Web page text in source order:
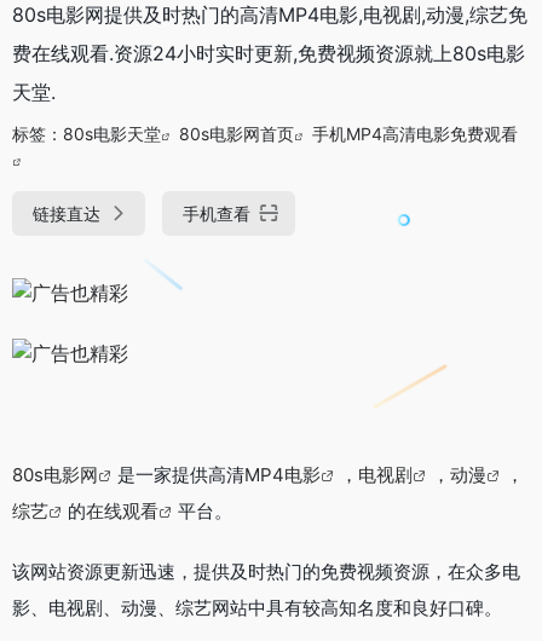
80s电影网提供及时热门的高清MP4电影,电视剧,动漫,综艺免
费在线观看.资源24小时实时更新,免费视频资源就上80s电影
天堂.
标签： 80s电影天堂 80s电影网首页 手机MP4高清电影免费观看
链接直达 手机查看
80s电影网 是一家提供高清MP4电影 ， 电视剧 ， 动漫
，
综艺
的在线观看 平台。
该网站资源更新迅速，提供及时热门的免费视频资源，在众多电
影、电视剧、动漫、综艺网站中具有较高知名度和良好口碑。